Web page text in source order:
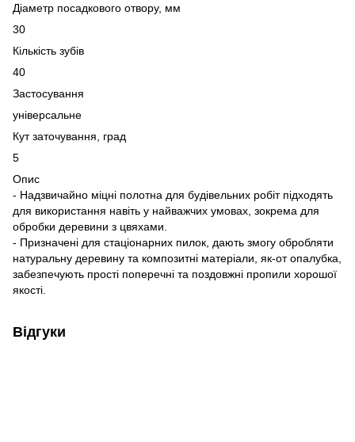
Діаметр посадкового отвору, мм
30
Кількість зубів
40
Застосування
універсальне
Кут заточування, град
5
Опис
- Надзвичайно міцні полотна для будівельних робіт підходять
для використання навіть у найважчих умовах, зокрема для
обробки деревини з цвяхами.
- Призначені для стаціонарних пилок, дають змогу обробляти
натуральну деревину та композитні матеріали, як-от опалубка,
забезпечують прості поперечні та поздовжні пропили хорошої
якості.
Відгуки